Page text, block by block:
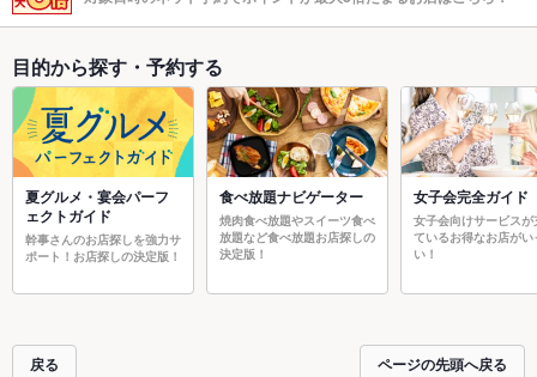
目的から探す・予約する
夏グルメ・宴会パーフ
ェクトガイド
幹事さんのお店探しを強力サ
ポート！お店探しの決定版！
食べ放題ナビゲーター
焼肉食べ放題やスイーツ食べ
放題など食べ放題お店探しの
決定版！
女子会完全ガイド
女子会向けサービスが
ているお得なお店がい
い！
戻る ページの先頭へ戻る